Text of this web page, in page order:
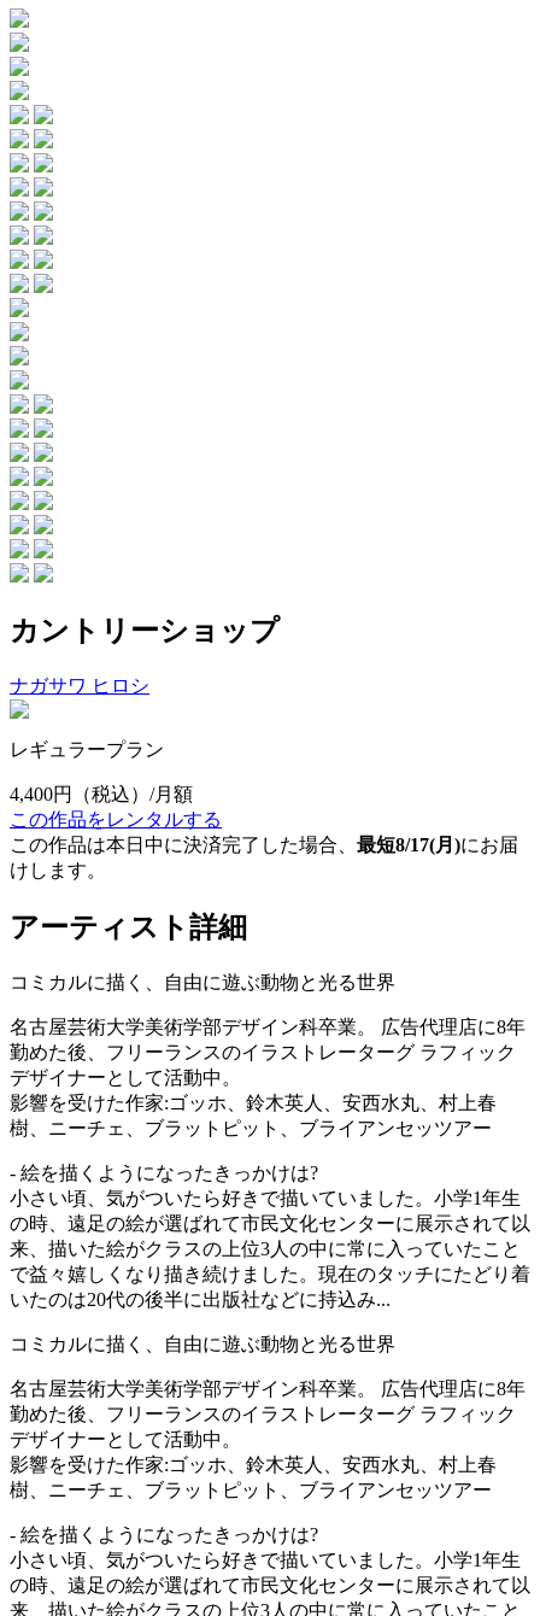
カントリーショップ
ナガサワ ヒロシ
レギュラープラン
4,400円
（税込）/月額
この作品をレンタルする
この作品は本日中に決済完了した場合、 最短8/17(月)にお届
けします。
アーティスト詳細
コミカルに描く、自由に遊ぶ動物と光る世界
名古屋芸術大学美術学部デザイン科卒業。 広告代理店に8年
勤めた後、フリーランスのイラストレーターグ ラフィック
デザイナーとして活動中。
影響を受けた作家:ゴッホ、鈴木英人、安西水丸、村上春
樹、ニーチェ、ブラットピット、ブライアンセッツアー
- 絵を描くようになったきっかけは?
小さい頃、気がついたら好きで描いていました。小学1年生
の時、遠足の絵が選ばれて市民文化センターに展示されて以
来、描いた絵がクラスの上位3人の中に常に入っていたこと
で益々嬉しくなり描き続けました。現在のタッチにたどり着
いたのは20代の後半に出版社などに持込み...
コミカルに描く、自由に遊ぶ動物と光る世界
名古屋芸術大学美術学部デザイン科卒業。 広告代理店に8年
勤めた後、フリーランスのイラストレーターグ ラフィック
デザイナーとして活動中。
影響を受けた作家:ゴッホ、鈴木英人、安西水丸、村上春
樹、ニーチェ、ブラットピット、ブライアンセッツアー
- 絵を描くようになったきっかけは?
小さい頃、気がついたら好きで描いていました。小学1年生
の時、遠足の絵が選ばれて市民文化センターに展示されて以
来、描いた絵がクラスの上位3人の中に常に入っていたこと